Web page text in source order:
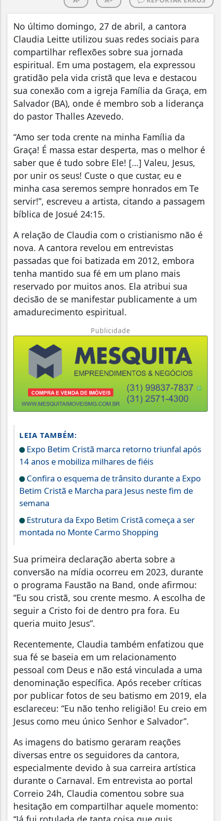
No último domingo, 27 de abril, a cantora
Claudia Leitte utilizou suas redes sociais para
compartilhar reflexões sobre sua jornada
espiritual. Em uma postagem, ela expressou
gratidão pela vida cristã que leva e destacou
sua conexão com a igreja Família da Graça, em
Salvador (BA), onde é membro sob a liderança
do pastor Thalles Azevedo.
“Amo ser toda crente na minha Família da
Graça! É massa estar desperta, mas o melhor é
saber que é tudo sobre Ele! […] Valeu, Jesus,
por unir os seus! Custe o que custar, eu e
minha casa seremos sempre honrados em Te
servir!”, escreveu a artista, citando a passagem
bíblica de Josué 24:15.
A relação de Claudia com o cristianismo não é
nova. A cantora revelou em entrevistas
passadas que foi batizada em 2012, embora
tenha mantido sua fé em um plano mais
reservado por muitos anos. Ela atribui sua
decisão de se manifestar publicamente a um
amadurecimento espiritual.
Publicidade
LEIA TAMBÉM:
Expo Betim Cristã marca retorno triunfal após
14 anos e mobiliza milhares de fiéis
Confira o esquema de trânsito durante a Expo
Betim Cristã e Marcha para Jesus neste fim de
semana
Estrutura da Expo Betim Cristã começa a ser
montada no Monte Carmo Shopping
Sua primeira declaração aberta sobre a
conversão na mídia ocorreu em 2023, durante
o programa Faustão na Band, onde afirmou:
“Eu sou cristã, sou crente mesmo. A escolha de
seguir a Cristo foi de dentro pra fora. Eu
queria muito Jesus”.
Recentemente, Claudia também enfatizou que
sua fé se baseia em um relacionamento
pessoal com Deus e não está vinculada a uma
denominação específica. Após receber críticas
por publicar fotos de seu batismo em 2019, ela
esclareceu: “Eu não tenho religião! Eu creio em
Jesus como meu único Senhor e Salvador”.
As imagens do batismo geraram reações
diversas entre os seguidores da cantora,
especialmente devido à sua carreira artística
durante o Carnaval. Em entrevista ao portal
Correio 24h, Claudia comentou sobre sua
hesitação em compartilhar aquele momento: